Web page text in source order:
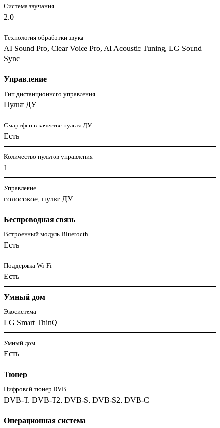
Система звучания
2.0
Технология обработки звука
AI Sound Pro, Clear Voice Pro, AI Acoustic Tuning, LG Sound
Sync
Управление
Тип дистанционного управления
Пульт ДУ
Смартфон в качестве пульта ДУ
Есть
Количество пультов управления
1
Управление
голосовое, пульт ДУ
Беспроводная связь
Встроенный модуль Bluetooth
Есть
Поддержка Wi-Fi
Есть
Умный дом
Экосистема
LG Smart ThinQ
Умный дом
Есть
Тюнер
Цифровой тюнер DVB
DVB-T, DVB-T2, DVB-S, DVB-S2, DVB-C
Операционная система